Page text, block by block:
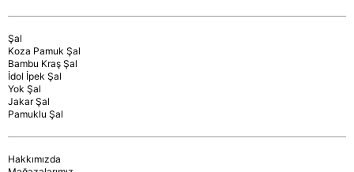
Şal
Koza Pamuk Şal
Bambu Kraş Şal
İdol İpek Şal
Yok Şal
Jakar Şal
Pamuklu Şal
Hakkımızda